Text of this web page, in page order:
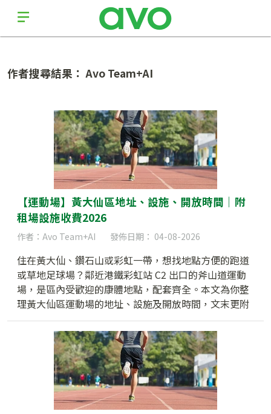
作者搜尋結果： Avo Team+AI
【運動場】黃大仙區地址、設施、開放時間｜附
租場設施收費2026
作者：Avo Team+AI 發佈日期： 04-08-2026
住在黃大仙、鑽石山或彩虹一帶，想找地點方便的跑道
或草地足球場？鄰近港鐵彩虹站 C2 出口的斧山道運動
場，是區內受歡迎的康體地點，配套齊全。本文為你整
理黃大仙區運動場的地址、設施及開放時間，文末更附
上 2026 最新租場收費懶人包！